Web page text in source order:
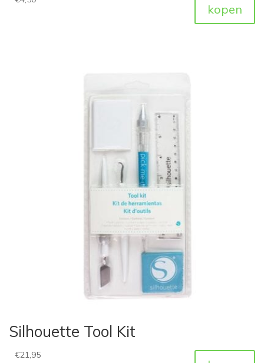
kopen
Silhouette Tool Kit
€21,95